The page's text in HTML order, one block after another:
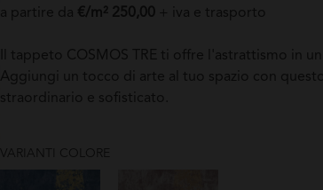
a partire da €/m² 250,00 + iva e trasporto
Il tappeto COSMOS TRE ti offre l'astrattismo in
Aggiungi un tocco di arte al tuo spazio con
straordinario e sofisticato.
VARIANTI COLORE